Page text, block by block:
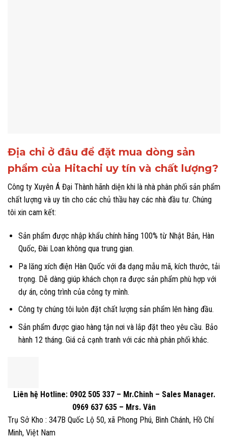
Địa chỉ ở đâu để đặt mua dòng sản
phẩm của Hitachi uy tín và chất lượng?
Công ty Xuyên Á Đại Thành hãnh diện khi là nhà phân phối sản phẩm
chất lượng và uy tín cho các chủ thầu hay các nhà đầu tư. Chúng
tôi xin cam kết:
Sản phẩm được nhập khẩu chính hãng 100% từ Nhật Bản, Hàn
Quốc, Đài Loan không qua trung gian.
Pa lăng xích điện Hàn Quốc với đa dạng mẫu mã, kích thước, tải
trọng. Dễ dàng giúp khách chọn ra được sản phẩm phù hợp với
dự án, công trình của công ty mình.
Công ty chúng tôi luôn đặt chất lượng sản phẩm lên hàng đầu.
Sản phẩm được giao hàng tận nơi và lắp đặt theo yêu cầu. Bảo
hành 12 tháng. Giá cả cạnh tranh với các nhà phân phối khác.
Liên hệ Hotline: 0902 505 337 – Mr.Chinh – Sales Manager.
0969 637 635 – Mrs. Vân
Trụ Sở Kho : 347B Quốc Lộ 50, xã Phong Phú, Bình Chánh, Hồ Chí
Minh, Việt Nam